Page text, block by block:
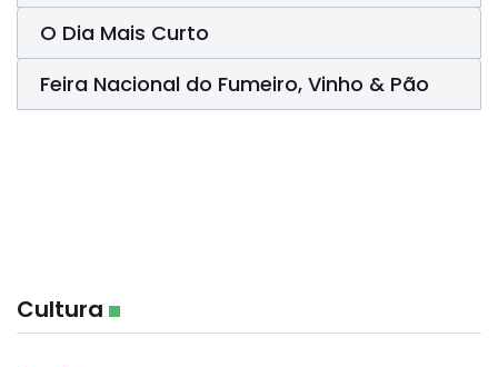
Cultura
O Dia Mais Curto
Feira Nacional do Fumeiro, Vinho & Pão